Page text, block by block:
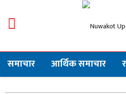
समाचार आर्थिक समाचार